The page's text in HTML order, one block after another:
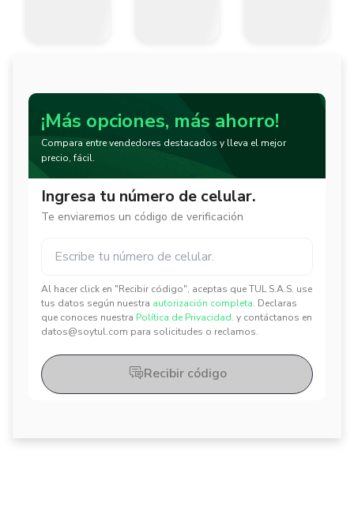
¡Más opciones, más ahorro!
Compara entre vendedores destacados y lleva el mejor
precio, fácil.
Ingresa tu número de celular.
Te enviaremos un código de verificación
Al hacer click en "Recibir código", aceptas que TUL S.A.S. use
tus datos según nuestra autorización completa. Declaras
que conoces nuestra Política de Privacidad. y contáctanos en
datos@soytul.com para solicitudes o reclamos.
✕
✕
Recibir código